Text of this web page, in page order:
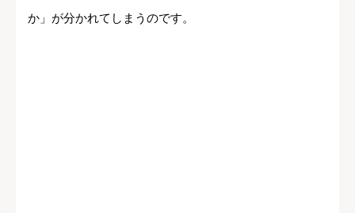
か」が分かれてしまうのです。